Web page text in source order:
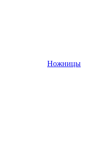
Ножницы